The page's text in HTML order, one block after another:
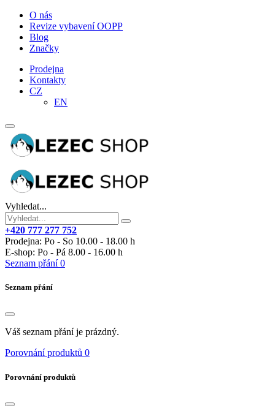
O nás
Revize vybavení OOPP
Blog
Značky
Prodejna
Kontakty
CZ
EN
Vyhledat...
+420 777 277 752
Prodejna: Po - So 10.00 - 18.00 h
E-shop: Po - Pá 8.00 - 16.00 h
Seznam přání 0
Seznam přání
Váš seznam přání je prázdný.
Porovnání produktů 0
Porovnání produktů